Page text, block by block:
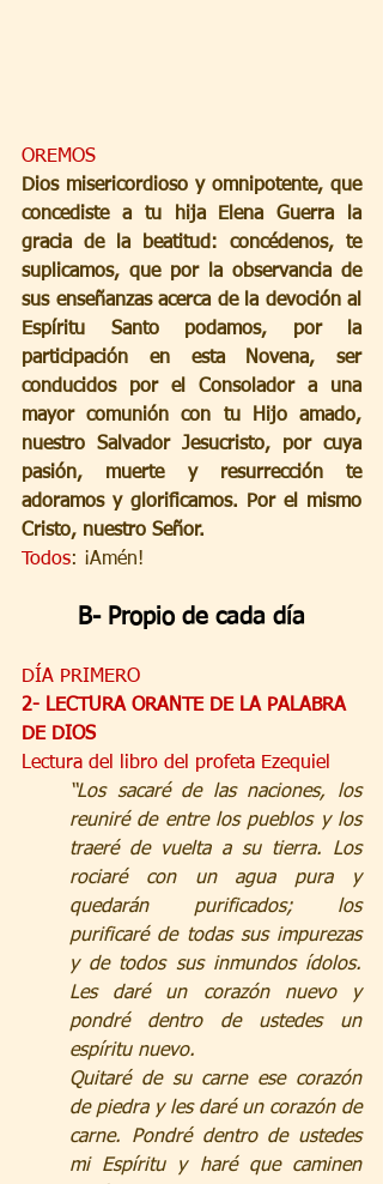
OREMOS
Dios misericordioso y omnipotente, que
concediste a tu hija Elena Guerra la
gracia de la beatitud: concédenos, te
suplicamos, que por la observancia de
sus enseñanzas acerca de la devoción al
Espíritu Santo podamos, por la
participación en esta Novena, ser
conducidos por el Consolador a una
mayor comunión con tu Hijo amado,
nuestro Salvador Jesucristo, por cuya
pasión, muerte y resurrección te
adoramos y glorificamos. Por el mismo
Cristo, nuestro Señor.
Todos: ¡Amén!
B- Propio de cada día
DÍA PRIMERO
2- LECTURA ORANTE DE LA PALABRA
DE DIOS
Lectura del libro del profeta Ezequiel
“Los sacaré de las naciones, los
reuniré de entre los pueblos y los
traeré de vuelta a su tierra. Los
rociaré con un agua pura y
quedarán purificados; los
purificaré de todas sus impurezas
y de todos sus inmundos ídolos.
Les daré un corazón nuevo y
pondré dentro de ustedes un
espíritu nuevo.
Quitaré de su carne ese corazón
de piedra y les daré un corazón de
carne. Pondré dentro de ustedes
mi Espíritu y haré que caminen